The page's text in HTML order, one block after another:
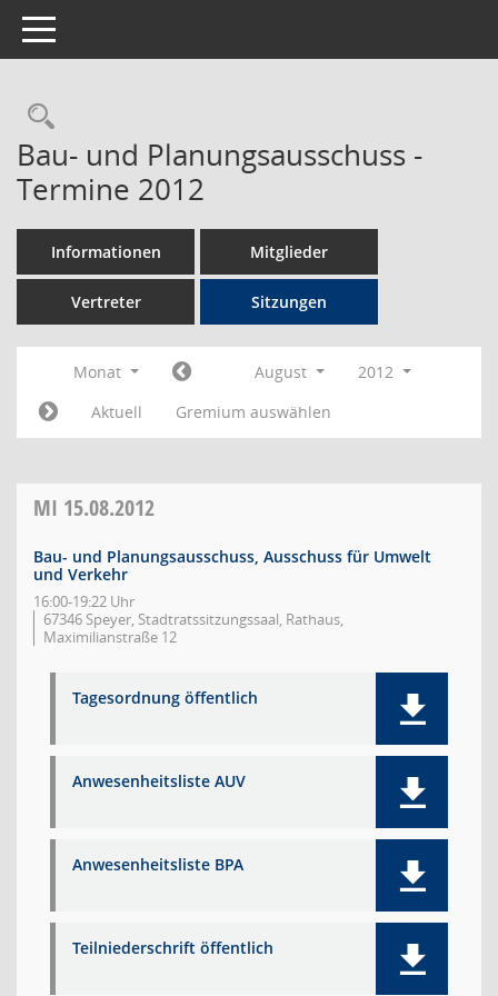
Toggle navigation
Rechercheauswahl
Bau- und Planungsausschuss -
Termine 2012
Informationen Mitglieder
Vertreter Sitzungen
Monat August
2012
Aktuell
Gremium auswählen
MI 15.08.2012
Bau- und Planungsausschuss, Ausschuss für Umwelt
und Verkehr
16:00-19:22 Uhr
67346 Speyer, Stadtratssitzungssaal, Rathaus,
Maximilianstraße 12
Tagesordnung öffentlich
Anwesenheitsliste AUV
Anwesenheitsliste BPA
Teilniederschrift öffentlich